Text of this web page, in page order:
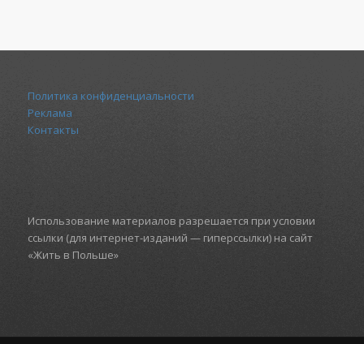
Политика конфиденциальности
Реклама
Контакты
Использование материалов разрешается при условии
ссылки (для интернет-изданий — гиперссылки) на сайт
«Жить в Польше»